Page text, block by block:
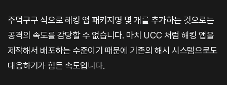
주먹구구 식으로 해킹 앱 패키지명 몇 개를 추가하는 것으로는
공격의 속도를 감당할 수 없습니다. 마치 UCC 처럼 해킹 앱을
제작해서 배포하는 수준이기 때문에 기존의 해시 시스템으로도
대응하기가 힘든 속도입니다.